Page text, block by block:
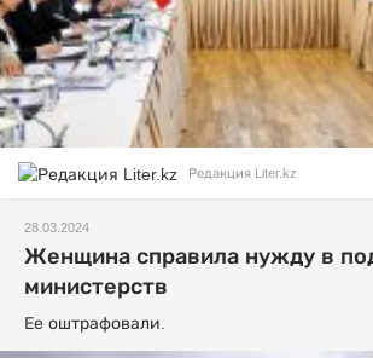
Редакция Liter.kz
28.03.2024
Женщина справила нужду в
министерств
Ее оштрафовали.